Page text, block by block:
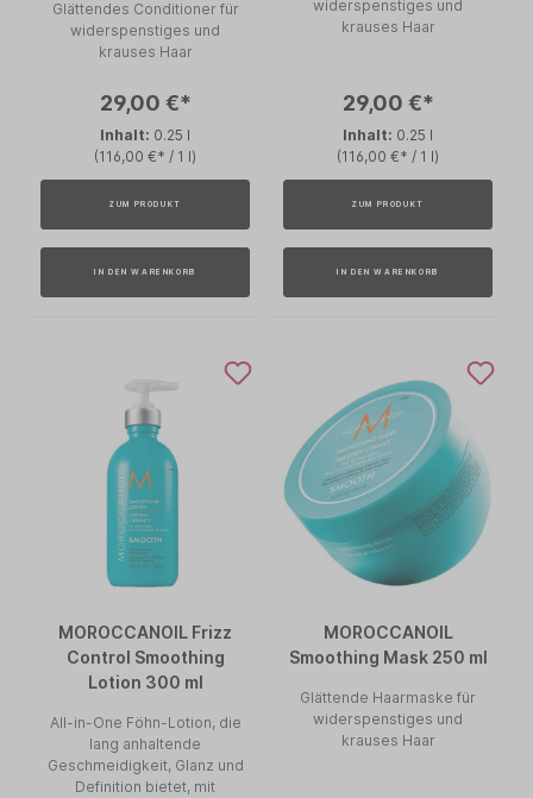
Glättendes Conditioner für
widerspenstiges und
krauses Haar
29,00 €*
Inhalt: 0.25 l
(116,00 €* / 1 l)
ZUM PRODUKT
IN DEN WARENKORB
widerspenstiges und
krauses Haar
29,00 €*
Inhalt: 0.25 l
(116,00 €* / 1 l)
ZUM PRODUKT
IN DEN WARENKORB
MOROCCANOIL Frizz
Control Smoothing
Lotion 300 ml
All-in-One Föhn-Lotion, die
lang anhaltende
Geschmeidigkeit, Glanz und
Definition bietet, mit
MOROCCANOIL
Smoothing Mask 250 ml
Glättende Haarmaske für
widerspenstiges und
krauses Haar